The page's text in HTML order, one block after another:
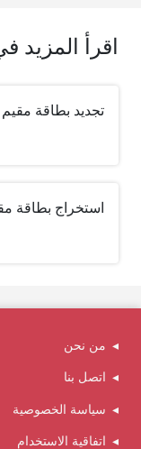
اقرأ المزيد
تجديد بطاقة مقيم
استخراج بطاقة
من نحن
اتصل بنا
سياسة الخصوصية
اتفاقية الاستخدام